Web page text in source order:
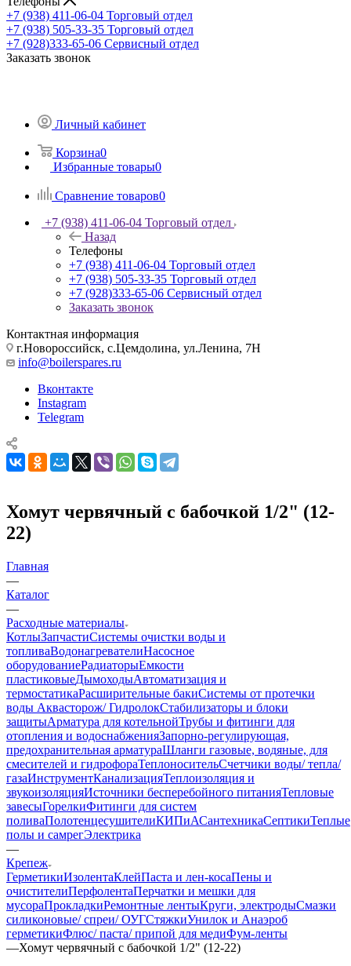
+7 (938) 411-06-04 Торговый отдел
+7 (938) 505-33-35 Торговый отдел
+7 (928)333-65-06 Сервисный отдел
Заказать звонок
Личный кабинет
Корзина0
Избранные товары0
Сравнение товаров0
+7 (938) 411-06-04 Торговый отдел
Назад
Телефоны
+7 (938) 411-06-04 Торговый отдел
+7 (938) 505-33-35 Торговый отдел
+7 (928)333-65-06 Сервисный отдел
Заказать звонок
Контактная информация
г.Новороссийск, с.Цемдолина, ул.Ленина, 7Н
info@boilerspares.ru
Вконтакте
Instagram
Telegram
Хомут червячный с бабочкой 1/2" (12-
22)
Главная
—
Каталог
—
Расходные материалы
КотлыЗапчастиСистемы очистки воды и
топливаВодонагревателиНасосное
оборудованиеРадиаторыЕмкости
пластиковыеДымоходыАвтоматизация и
термостатикаРасширительные бакиСистемы от протечки
воды Аквасторож/ ГидролокСтабилизаторы и блоки
защитыАрматура для котельнойТрубы и фитинги для
отопления и водоснабженияЗапорно-регулирующая,
предохранительная арматураШланги газовые, водяные, для
смесителей и гидрофораТеплоносительСчетчики воды/ тепла/
газаИнструментКанализацияТеплоизоляция и
звукоизоляцияИсточники бесперебойного питанияТепловые
завесыГорелкиФитинги для систем
поливаПолотенцесушителиКИПиАСантехникаСептикиТеплые
полы и самрегЭлектрика
—
Крепеж
ГерметикиИзолентаКлейПаста и лен-косаПены и
очистителиПерфолентаПерчатки и мешки для
мусораПрокладкиРемонтные лентыКруги, электродыСмазки
силиконовые/ спреи/ ОУГСтяжкиУнилок и Анаэроб
герметикиФлюс/ паста/ припой для медиФум-ленты
—Хомут червячный с бабочкой 1/2" (12-22)